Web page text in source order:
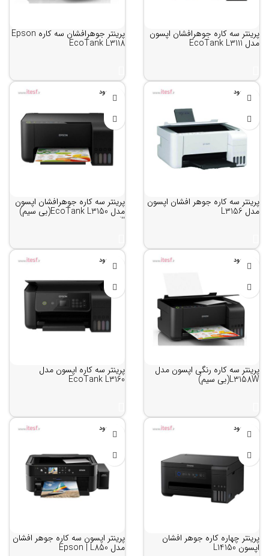
پرینتر سه کاره جوهرافشان اپسون
مدل EcoTank L3111
پرینتر جوهرافشان سه کاره Epson
EcoTank L3118
ناموجود
پرینتر سه کاره جوهر افشان اپسون
مدل L3156
ناموجود
پرینتر سه کاره جوهرافشان اپسون
مدل EcoTank L3150(بی سیم)
will
ناموجود
پرینتر سه کاره رنگی اپسون مدل
L3158W(بی سیم)
ناموجود
پرینتر سه کاره اپسون مدل
EcoTank L3160
ناموجود
پرینتر چهاره کاره جوهر افشان
اپسون L14150
ناموجود
پرینتر اپسون سه کاره جوهر افشان
مدل Epson | L850